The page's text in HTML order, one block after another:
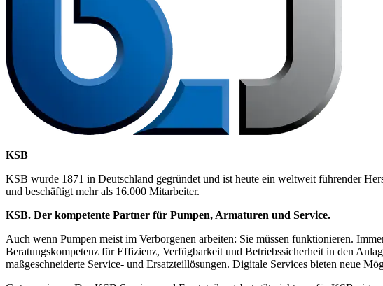
KSB
KSB wurde 1871 in Deutschland gegründet und ist heute ein weltweit führender
und beschäftigt mehr als 16.000 Mitarbeiter.
KSB. Der kompetente Partner für Pumpen, Armaturen und Service.
Auch wenn Pumpen meist im Verborgenen arbeiten: Sie müssen funktionieren.
Beratungskompetenz für Effizienz, Verfügbarkeit und Betriebssicherheit in den
maßgeschneiderte Service- und Ersatzteillösungen. Digitale Services bieten neue